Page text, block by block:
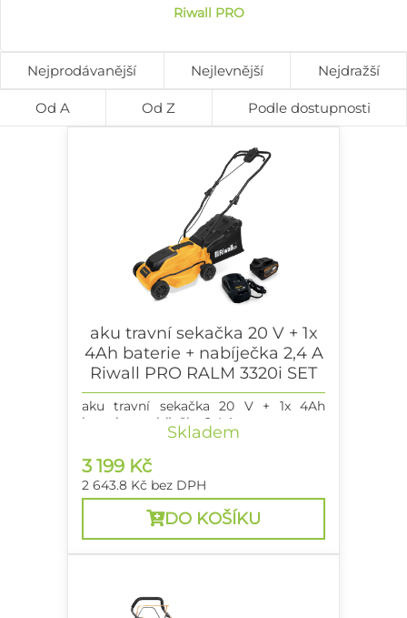
Riwall PRO
Nejprodávanější Nejlevnější Nejdražší
Od A Od Z Podle dostupnosti
aku travní sekačka 20 V + 1x
4Ah baterie + nabíječka 2,4 A
Riwall PRO RALM 3320i SET
aku travní sekačka 20 V + 1x 4Ah
baterie + nabíječka 2,4 A
Skladem
3 199 Kč
2 643.8 Kč bez DPH
DO KOŠÍKU